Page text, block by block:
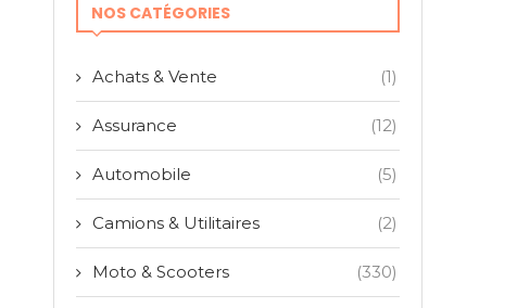
NOS CATÉGORIES
Achats & Vente (1)
Assurance (12)
Automobile (5)
Camions & Utilitaires (2)
Moto & Scooters (330)